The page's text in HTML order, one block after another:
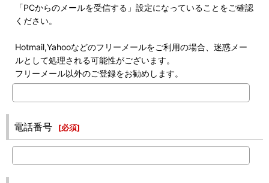
「PCからのメールを受信する」設定になっていることをご確認
ください。
Hotmail,Yahooなどのフリーメールをご利用の場合、迷惑メー
ルとして処理される可能性がございます。
フリーメール以外のご登録をお勧めします。
電話番号 [必須]